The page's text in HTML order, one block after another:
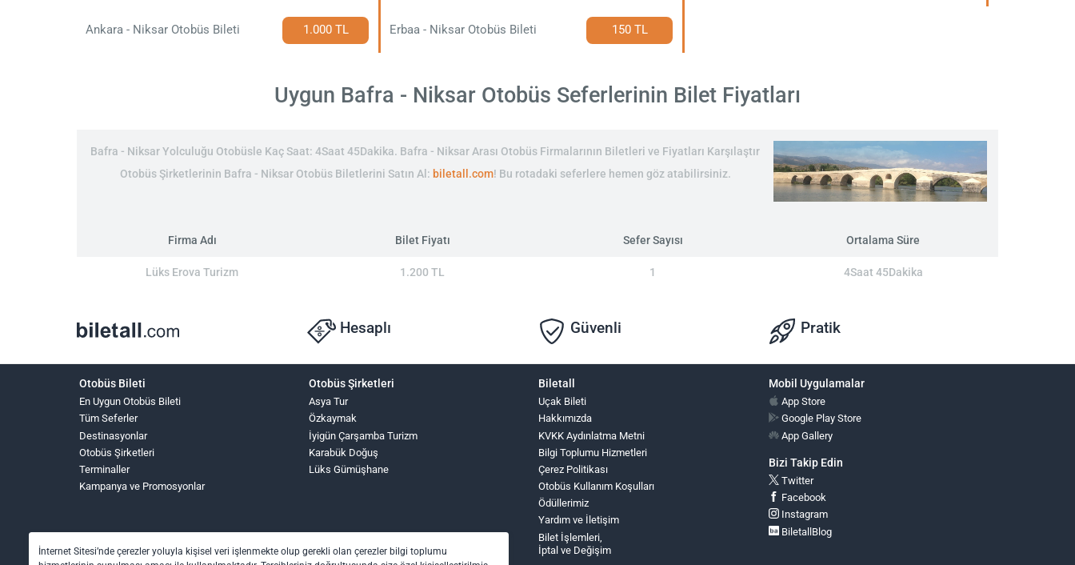
Ankara - Niksar Otobüs Bileti 1.000 TL Erbaa - Niksar Otobüs Bileti 150 TL
Uygun Bafra - Niksar Otobüs Seferlerinin Bilet Fiyatları
Bafra - Niksar Yolculuğu Otobüsle Kaç Saat: 4Saat 45Dakika. Bafra - Niksar Arası Otobüs Firmalarının Biletleri ve Fiyatları Karşılaştır
Otobüs Şirketlerinin Bafra - Niksar Otobüs Biletlerini Satın Al: biletall.com! Bu rotadaki seferlere hemen göz atabilirsiniz.
Firma Adı Bilet Fiyatı Sefer Sayısı Ortalama Süre
Lüks Erova Turizm 1.200 TL 1 4Saat 45Dakika
Hesaplı Güvenli Pratik
Otobüs Bileti
En Uygun Otobüs Bileti
Tüm Seferler
Destinasyonlar
Otobüs Şirketleri
Terminaller
Kampanya ve Promosyonlar
Otobüs Şirketleri
Asya Tur
Özkaymak
İyigün Çarşamba Turizm
Karabük Doğuş
Lüks Gümüşhane
Biletall
Uçak Bileti
Hakkımızda
KVKK Aydınlatma Metni
Bilgi Toplumu Hizmetleri
Çerez Politikası
Otobüs Kullanım Koşulları
Ödüllerimiz
Yardım ve İletişim
Bilet İşlemleri,
İptal ve Değişim
Mobil Uygulamalar
App Store
Google Play Store
App Gallery
Bizi Takip Edin
Twitter
Facebook
Instagram
BiletallBlog
İnternet Sitesi’nde çerezler yoluyla kişisel veri işlenmekte olup gerekli olan çerezler bilgi toplumu